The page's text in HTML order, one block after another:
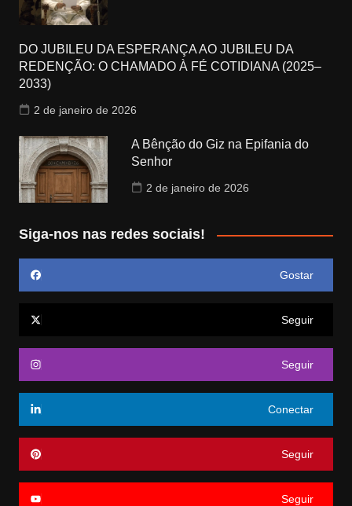
DO JUBILEU DA ESPERANÇA AO JUBILEU DA
REDENÇÃO: O CHAMADO À FÉ COTIDIANA (2025–
2033)
2 de janeiro de 2026
A Bênção do Giz na Epifania do
Senhor
2 de janeiro de 2026
Siga-nos nas redes sociais!
Gostar
Seguir
Seguir
Conectar
Seguir
Seguir